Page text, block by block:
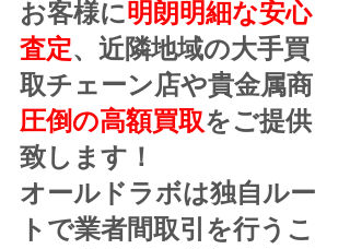
お客様に明朗明細な安心
査定、近隣地域の大手買
取チェーン店や貴金属商
圧倒の高額買取をご提供
致します！
オールドラボは独自ルー
トで業者間取引を行うこ